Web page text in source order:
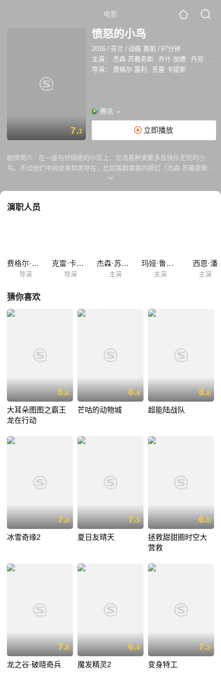
电影
7.3
愤怒的小鸟
2016 / 芬兰 / 动画 喜剧 /97分钟
主演：
杰森·苏戴奇斯 乔什·加德
丹尼·麦克布莱德
导演：
费格尔·雷利 克雷·卡提斯
腾讯
立即播放
剧情简介 : 在一座与世隔绝的小岛上，生活着种类繁多且快乐无忧的小
鸟。不过他们中间总有异类存在，比如离群索居的胖红（杰森·苏戴奇斯
Jason Sudeikis 配音），孤儿出身且有些另类的怪异容貌让他成为其他鸟
Josh Gad 配音）和一不小心便会引起爆炸的炸弹黑（丹尼·麦克布耐德
演职人员
费格尔·雷利
导演
克雷·卡提斯
导演
杰森·苏戴奇斯
主演
玛娅·鲁道夫
主演
西恩·潘
主演
猜你喜欢
5.6
大耳朵图图之霸王
龙在行动
6.4
芒咕的动物城
8.8
超能陆战队
7.0
冰雪奇缘2
7.3
夏日友晴天
6.0
拯救甜甜圈时空大
营救
7.8
龙之谷·破晓奇兵
6.4
魔发精灵2
7.3
变身特工